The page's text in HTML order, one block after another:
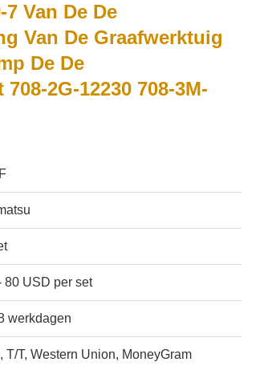
7 Van De De
Van De Graafwerktuig
De De
2G-12230 708-3M-
80 USD per set
werkdagen
T/T, Western Union, MoneyGram